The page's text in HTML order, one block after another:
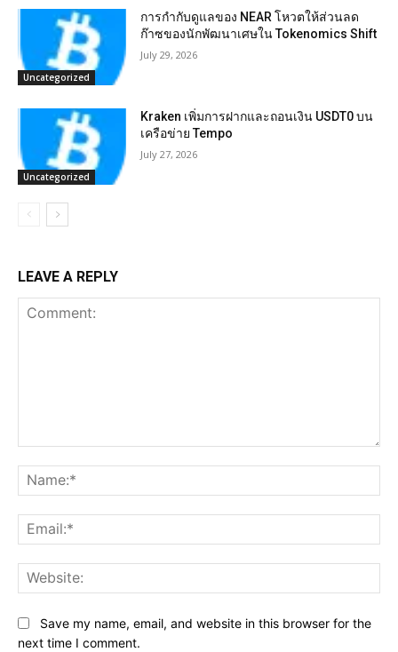
Uncategorized
การกำกับดูแลของ NEAR โหวตให้ส่วนลด
ก๊าซของนักพัฒนาเศษใน Tokenomics Shift
July 29, 2026
Uncategorized
Kraken เพิ่มการฝากและถอนเงิน USDT0 บน
เครือข่าย Tempo
July 27, 2026
LEAVE A REPLY
Save my name, email, and website in this browser for the
next time I comment.